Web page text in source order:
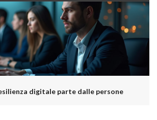
digitale parte dalle persone